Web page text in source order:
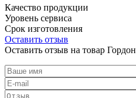
Качество продукции
Уровень сервиса
Срок изготовления
Оставить отзыв
Оставить отзыв на товар Гордон